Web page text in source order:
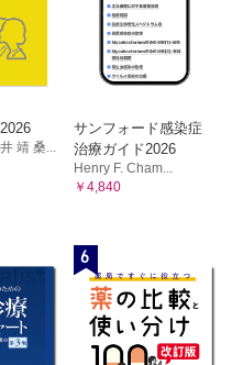
靖 桑...
サンフォード感染症
治療ガイド2026
Henry F. Cham...
￥4,840
6